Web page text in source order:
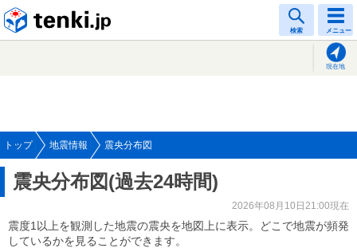
検索 メニュー
現在地
トップ 地震情報 震央分布図
震央分布図(過去24時間)
2026年08月10日21:00現在
震度1以上を観測した地震の震央を地図上に表示。どこで地震が頻発
しているかを見ることができます。